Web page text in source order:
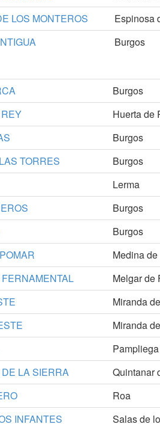
LOS MONTEROS Espinosa
Burgos
Burgos
Huerta de
Burgos
TORRES Burgos
Lerma
Burgos
Burgos
Medina
Melgar de
Miranda
Miranda
Pampliega
LA SIERRA Quintanar
Roa
INFANTES Salas de